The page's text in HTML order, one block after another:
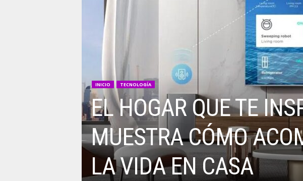
INICIO TECNOLOGÍA
EL HOGAR QUE TE
MUESTRA CÓMO
LA VIDA EN CASA